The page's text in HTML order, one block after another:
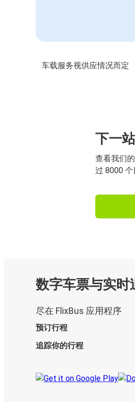
车载服务视供应情况而定
下一
查看我们
过 8000 个
数字车票与实时
尽在 FlixBus 应用程序
预订行程
追踪你的行程